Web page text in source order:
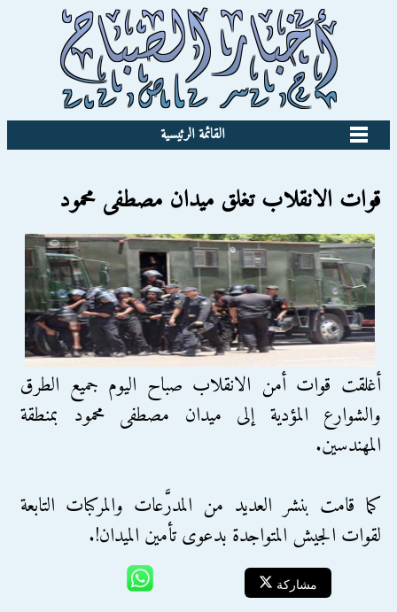
القائمة الرئيسية
قوات الانقلاب تغلق ميدان مصطفى محمود
أغلقت قوات أمن الانقلاب صباح اليوم جميع الطرق
والشوارع المؤدية إلى ميدان مصطفى محمود بمنطقة
المهندسين.
كما قامت بنشر العديد من المدرَّعات والمركبات التابعة
لقوات الجيش المتواجدة بدعوى تأمين الميدان!.
مشاركة